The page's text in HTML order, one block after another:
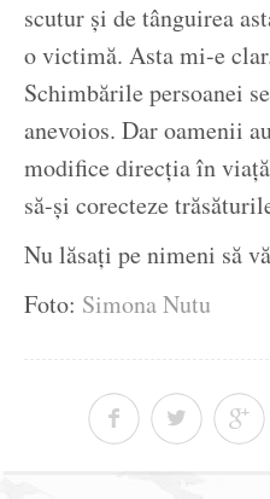
scutur și de tânguirea
o victimă. Asta mi-e
Schimbările persoanei
anevoios. Dar oamenii
modifice direcția în
să-și corecteze
Nu lăsați pe nimeni să
Foto: Simona Nutu